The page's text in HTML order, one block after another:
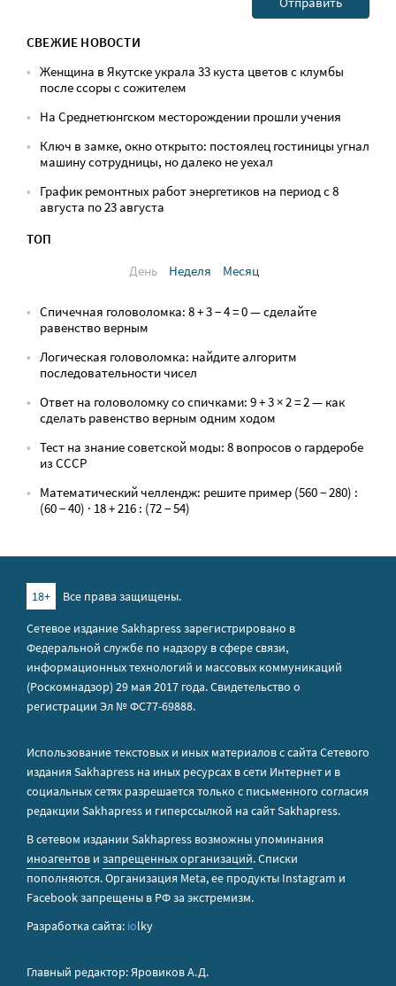
СВЕЖИЕ НОВОСТИ
Женщина в Якутске украла 33 куста цветов с клумбы
после ссоры с сожителем
На Среднетюнгском месторождении прошли учения
Ключ в замке, окно открыто: постоялец гостиницы угнал
машину сотрудницы, но далеко не уехал
График ремонтных работ энергетиков на период с 8
августа по 23 августа
ТОП
День
Неделя Месяц
Спичечная головоломка: 8 + 3 − 4 = 0 — сделайте
равенство верным
Логическая головоломка: найдите алгоритм
последовательности чисел
Ответ на головоломку со спичками: 9 + 3 × 2 = 2 — как
сделать равенство верным одним ходом
Тест на знание советской моды: 8 вопросов о гардеробе
из СССР
Математический челлендж: решите пример (560 − 280) :
(60 − 40) · 18 + 216 : (72 − 54)
18+
Все права защищены.
Сетевое издание Sakhapress зарегистрировано в
Федеральной службе по надзору в сфере связи,
информационных технологий и массовых коммуникаций
(Роскомнадзор) 29 мая 2017 года. Свидетельство о
регистрации Эл № ФС77-69888.
Использование текстовых и иных материалов с сайта Сетевого
издания Sakhapress на иных ресурсах в сети Интернет и в
социальных сетях разрешается только с письменного согласия
редакции Sakhapress и гиперссылкой на сайт Sakhapress.
В сетевом издании Sakhapress возможны упоминания
иноагентов и запрещенных организаций. Списки
пополняются. Организация Metа, ее продукты Instagram и
Facebook запрещены в РФ за экстремизм.
Разработка сайта: iolky
Главный редактор: Яровиков А.Д.